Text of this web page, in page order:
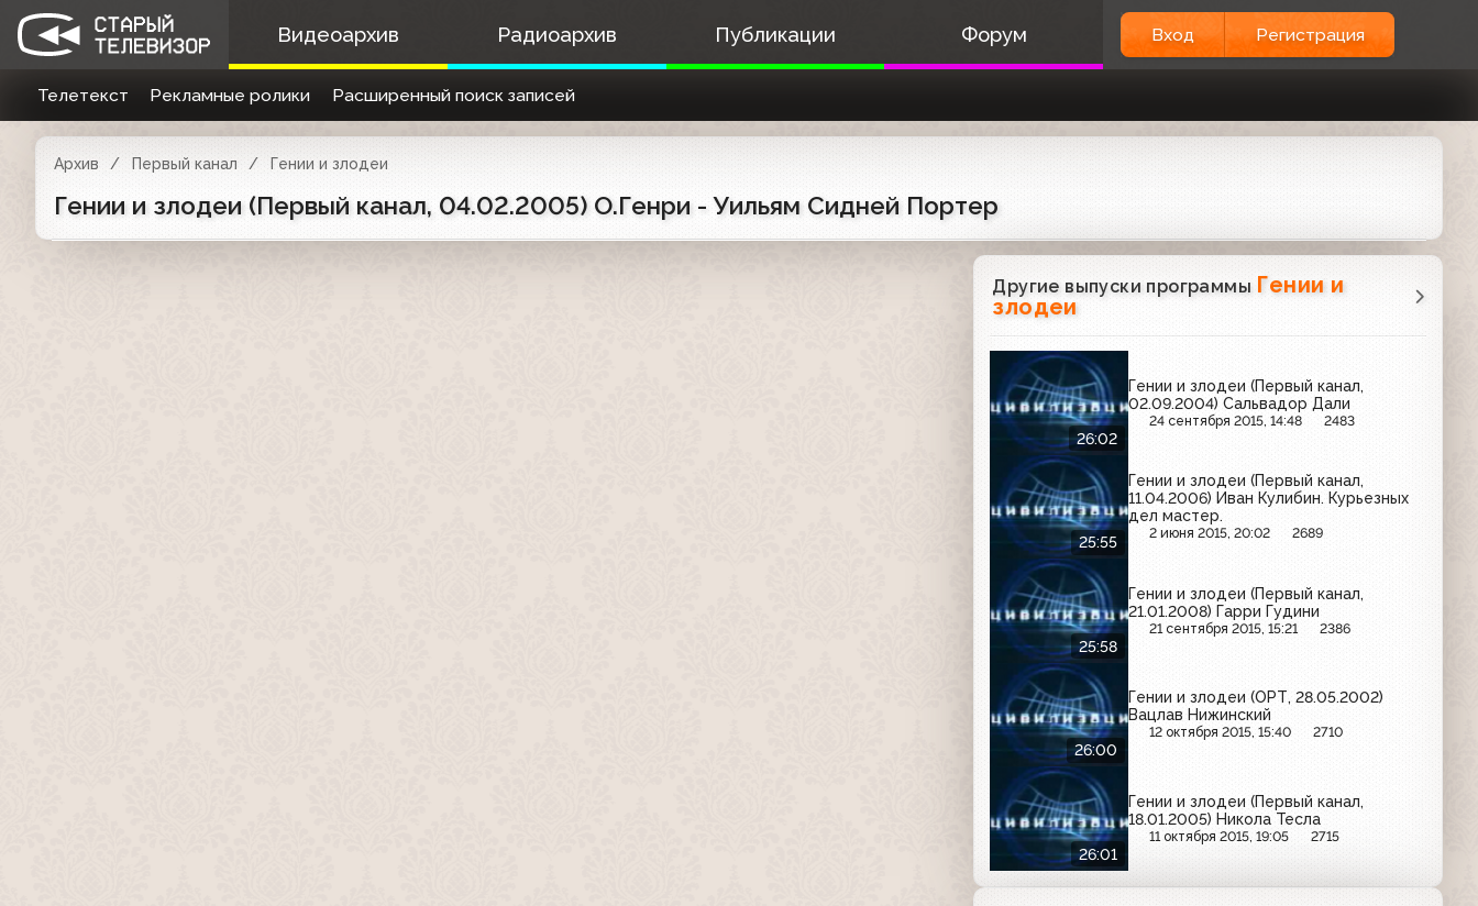
Видеоархив Радиоархив Публикации Форум Вход Регистрация
Телетекст Рекламные ролики Расширенный поиск записей
Архив Первый канал Гении и злодеи
Гении и злодеи (Первый канал, 04.02.2005) О.Генри - Уильям Сидней Портер
Другие выпуски программы Гении и
злодеи
26:02
Гении и злодеи (Первый канал,
02.09.2004) Сальвадор Дали
24 сентября 2015, 14:48 2483
25:55
Гении и злодеи (Первый канал,
11.04.2006) Иван Кулибин. Курьезных
дел мастер.
2 июня 2015, 20:02 2689
25:58
Гении и злодеи (Первый канал,
21.01.2008) Гарри Гудини
21 сентября 2015, 15:21 2386
26:00
Гении и злодеи (ОРТ, 28.05.2002)
Вацлав Нижинский
12 октября 2015, 15:40 2710
26:01
Гении и злодеи (Первый канал,
18.01.2005) Никола Тесла
11 октября 2015, 19:05 2715